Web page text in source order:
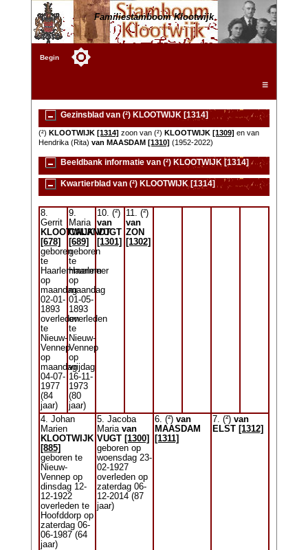
Familiestamboom Klootwijk
Begin
☰
Gezinsblad van (²) KLOOTWIJK [1314]
(²) KLOOTWIJK [1314] zoon van (²) KLOOTWIJK [1309] en van
Hendrika (Rita) van MAASDAM [1310] (1952-2022)
Beeldbank informatie van (²) KLOOTWIJK [1314]
Kwartierblad van (²) KLOOTWIJK [1314]
8.
Gerrit
KLOOTWIJK
[678]
geboren
te
Haarlemmermeer
op
maandag
02-01-
1893
overleden
te
Nieuw-
Vennep
op
maandag
04-07-
1977
(84
jaar)
9.
Maria
CALANDT
[689]
geboren
te
Haarlem
op
maandag
01-05-
1893
overleden
te
Nieuw-
Vennep
op
vrijdag
16-11-
1973
(80
jaar)
10. (²)
van
VUGT
[1301]
11. (²)
van
ZON
[1302]
4. Johan
Marien
KLOOTWIJK
[885]
geboren te
Nieuw-
Vennep op
dinsdag 12-
12-1922
overleden te
Hoofddorp op
zaterdag 06-
06-1987 (64
jaar)
5. Jacoba
Maria van
VUGT [1300]
geboren op
woensdag 23-
02-1927
overleden op
zaterdag 06-
12-2014 (87
jaar)
6. (²) van
MAASDAM
[1311]
7. (²) van
ELST [1312]